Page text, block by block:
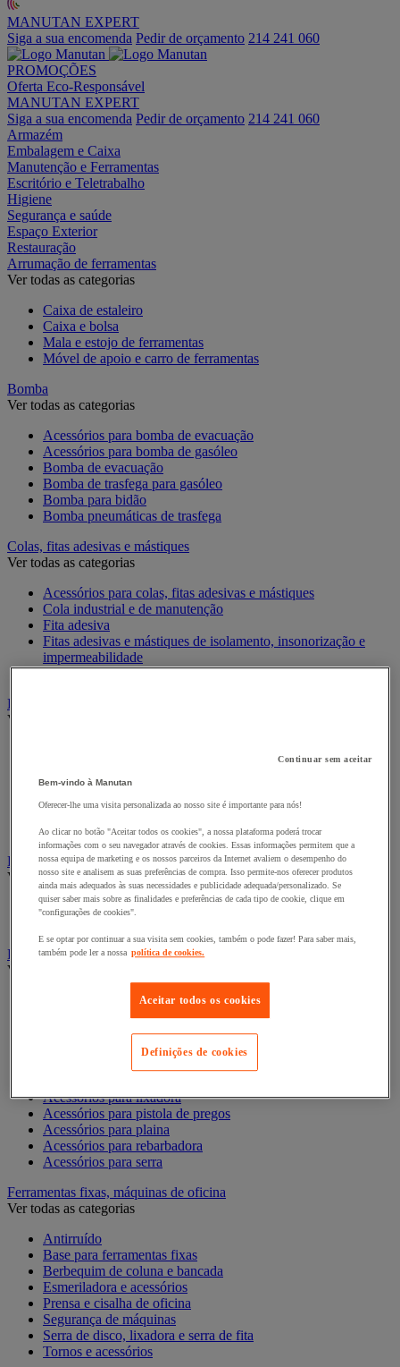
MANUTAN EXPERT
Siga a sua encomenda Pedir de orçamento 214 241 060
PROMOÇÕES
Oferta Eco-Responsável
MANUTAN EXPERT
Siga a sua encomenda Pedir de orçamento 214 241 060
Armazém
Embalagem e Caixa
Manutenção e Ferramentas
Escritório e Teletrabalho
Higiene
Segurança e saúde
Espaço Exterior
Restauração
Arrumação de ferramentas
Ver todas as categorias
Caixa de estaleiro
Caixa e bolsa
Mala e estojo de ferramentas
Móvel de apoio e carro de ferramentas
Bomba
Ver todas as categorias
Acessórios para bomba de evacuação
Acessórios para bomba de gasóleo
Bomba de evacuação
Bomba de trasfega para gasóleo
Bomba para bidão
Bomba pneumáticas de trasfega
Colas, fitas adesivas e mástiques
Ver todas as categorias
Acessórios para colas, fitas adesivas e mástiques
Cola industrial e de manutenção
Fita adesiva
Fitas adesivas e mástiques de isolamento, insonorização e
impermeabilidade
Preparação de superfícies
Eletricidade
Ver todas as categorias
Cabo Elétrico
Equipamento de Quadro Elétrico
Extensão, tira e enrolador
Tomada e interruptor
Ferramentas Elétricas
Ver todas as categorias
Ferramentas elétricas portáteis com fios
Ferramentas elétricas portáteis - Acessórios
Ver todas as categorias
Acesórios para berbequim
Acessórios para berbequim
Acessórios para cortador-lixador
Acessórios para Dremel
Acessórios para lixadora
Acessórios para pistola de pregos
Acessórios para plaina
Acessórios para rebarbadora
Acessórios para serra
Ferramentas fixas, máquinas de oficina
Ver todas as categorias
Antirruído
Base para ferramentas fixas
Berbequim de coluna e bancada
Esmeriladora e acessórios
Prensa e cisalha de oficina
Segurança de máquinas
Serra de disco, lixadora e serra de fita
Tornos e acessórios
Continuar sem aceitar
Bem-vindo à Manutan
Oferecer-lhe uma visita personalizada ao nosso site é importante para nós!
Ao clicar no botão "Aceitar todos os cookies", a nossa plataforma poderá trocar
informações com o seu navegador através de cookies. Essas informações permitem que a
nossa equipa de marketing e os nossos parceiros da Internet avaliem o desempenho do
nosso site e analisem as suas preferências de compra. Isso permite-nos oferecer produtos
ainda mais adequados às suas necessidades e publicidade adequada/personalizado. Se
quiser saber mais sobre as finalidades e preferências de cada tipo de cookie, clique em
"configurações de cookies".
E se optar por continuar a sua visita sem cookies, também o pode fazer! Para saber mais,
também pode ler a nossa política de cookies.
Aceitar todos os cookies
Definições de cookies